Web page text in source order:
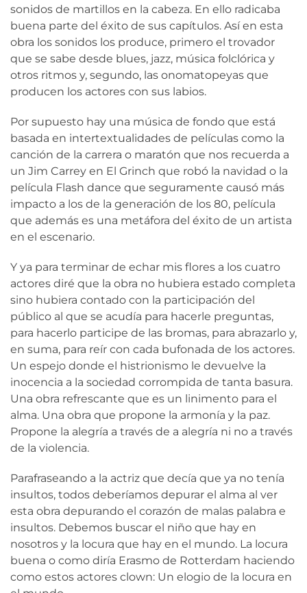
sonidos de martillos en la cabeza. En ello radicaba
buena parte del éxito de sus capítulos. Así en esta
obra los sonidos los produce, primero el trovador
que se sabe desde blues, jazz, música folclórica y
otros ritmos y, segundo, las onomatopeyas que
producen los actores con sus labios.
Por supuesto hay una música de fondo que está
basada en intertextualidades de películas como la
canción de la carrera o maratón que nos recuerda a
un Jim Carrey en El Grinch que robó la navidad o la
película Flash dance que seguramente causó más
impacto a los de la generación de los 80, película
que además es una metáfora del éxito de un artista
en el escenario.
Y ya para terminar de echar mis flores a los cuatro
actores diré que la obra no hubiera estado completa
sino hubiera contado con la participación del
público al que se acudía para hacerle preguntas,
para hacerlo participe de las bromas, para abrazarlo y,
en suma, para reír con cada bufonada de los actores.
Un espejo donde el histrionismo le devuelve la
inocencia a la sociedad corrompida de tanta basura.
Una obra refrescante que es un linimento para el
alma. Una obra que propone la armonía y la paz.
Propone la alegría a través de a alegría ni no a través
de la violencia.
Parafraseando a la actriz que decía que ya no tenía
insultos, todos deberíamos depurar el alma al ver
esta obra depurando el corazón de malas palabra e
insultos. Debemos buscar el niño que hay en
nosotros y la locura que hay en el mundo. La locura
buena o como diría Erasmo de Rotterdam haciendo
como estos actores clown: Un elogio de la locura en